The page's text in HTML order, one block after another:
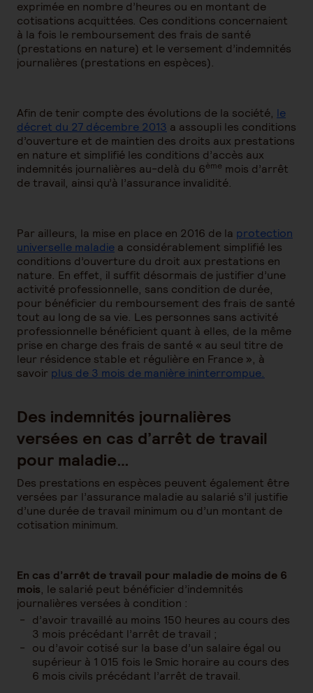
exprimée en nombre d’heures ou en montant de
cotisations acquittées. Ces conditions concernaient
à la fois le remboursement des frais de santé
(prestations en nature) et le versement d’indemnités
journalières (prestations en espèces).
Afin de tenir compte des évolutions de la société, le
décret du 27 décembre 2013 a assoupli les conditions
d’ouverture et de maintien des droits aux prestations
en nature et simplifié les conditions d’accès aux
indemnités journalières au-delà du 6ème mois d’arrêt
de travail, ainsi qu’à l’assurance invalidité.
Par ailleurs, la mise en place en 2016 de la protection
universelle maladie a considérablement simplifié les
conditions d’ouverture du droit aux prestations en
nature. En effet, il suffit désormais de justifier d’une
activité professionnelle, sans condition de durée,
pour bénéficier du remboursement des frais de santé
tout au long de sa vie. Les personnes sans activité
professionnelle bénéficient quant à elles, de la même
prise en charge des frais de santé « au seul titre de
leur résidence stable et régulière en France », à
savoir plus de 3 mois de manière ininterrompue.
Des indemnités journalières
versées en cas d’arrêt de travail
pour maladie…
Des prestations en espèces peuvent également être
versées par l’assurance maladie au salarié s’il justifie
d’une durée de travail minimum ou d’un montant de
cotisation minimum.
En cas d’arrêt de travail pour maladie de moins de 6
mois, le salarié peut bénéficier d’indemnités
journalières versées à condition :
d’avoir travaillé au moins 150 heures au cours des
3 mois précédant l’arrêt de travail ;
ou d’avoir cotisé sur la base d’un salaire égal ou
supérieur à 1 015 fois le Smic horaire au cours des
6 mois civils précédant l’arrêt de travail.